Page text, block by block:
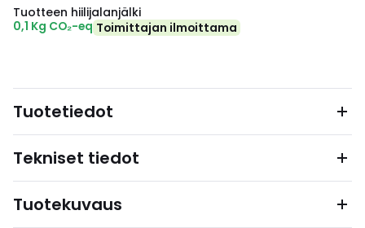
Tuotteen hiilijalanjälki
0,1 Kg CO₂-eq Toimittajan ilmoittama
Tuotetiedot
Tekniset tiedot
Tuotekuvaus